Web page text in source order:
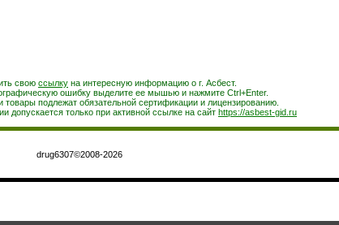
свою ссылку на интересную информацию о г. Асбест.
ошибку выделите ее мышью и нажмите Ctrl+Enter.
подлежат обязательной сертификации и лицензированию.
допускается только при активной ссылке на сайт https://asbest-gid.ru
drug6307©2008-2026